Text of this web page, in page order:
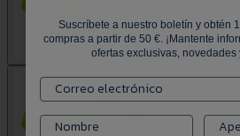
Suscríbete a nuestro boletín y obtén
compras a partir de 50 €. ¡Mantente
ofertas exclusivas, novedades